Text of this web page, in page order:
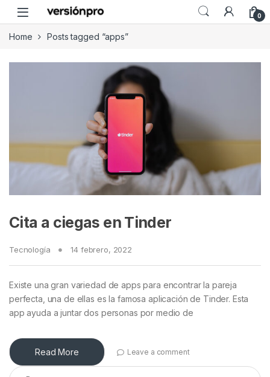
Skip to navigation
Skip to content
0
Home Posts tagged “apps”
Cita a ciegas en Tinder
Tecnología 14 febrero, 2022
Existe una gran variedad de apps para encontrar la pareja
perfecta, una de ellas es la famosa aplicación de Tinder. Esta
app ayuda a juntar dos personas por medio de
Read More Leave a comment
Buscar: